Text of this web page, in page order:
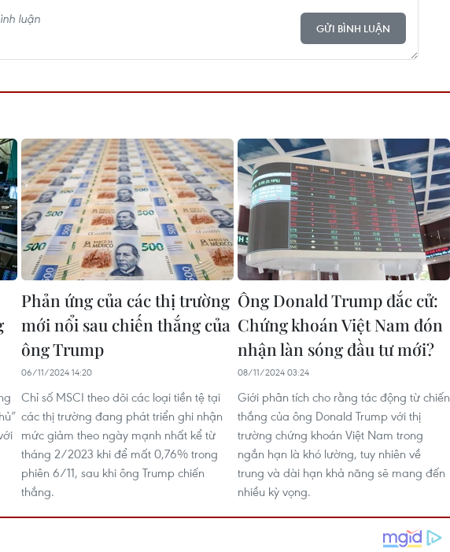
GỬI BÌNH LUẬN
Phản ứng của các thị trường
mới nổi sau chiến thắng của
ông Trump
06/11/2024 14:20
Chỉ số MSCI theo dõi các loại tiền tệ tại
các thị trường đang phát triển ghi nhận
mức giảm theo ngày mạnh nhất kể từ
tháng 2/2023 khi để mất 0,76% trong
phiên 6/11, sau khi ông Trump chiến
thắng.
Ông Donald Trump đắc cử:
Chứng khoán Việt Nam đón
nhận làn sóng đầu tư mới?
08/11/2024 03:24
Giới phân tích cho rằng tác động từ chiến
thắng của ông Donald Trump với thị
trường chứng khoán Việt Nam trong
ngắn hạn là khó lường, tuy nhiên về
trung và dài hạn khả năng sẽ mang đến
nhiều kỳ vọng.